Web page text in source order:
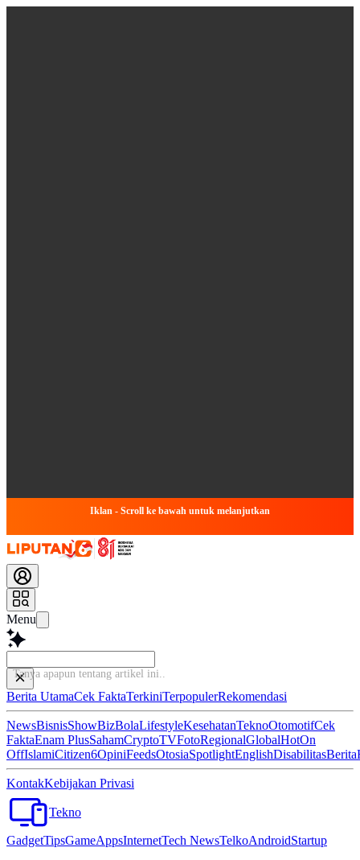
Iklan - Scroll ke bawah untuk melanjutkan
Menu
Tanya apapun tentang
Berita UtamaCek FaktaTerkiniTerpopulerRekomendasi
NewsBisnisShowBizBolaLifestyleKesehatanTeknoOtomotifCek
FaktaEnam PlusSahamCryptoTVFotoRegionalGlobalHotOn
OffIslamiCitizen6OpiniFeedsOtosiaSpotlightEnglishDisabilitasBerita
KontakKebijakan Privasi
Tekno
GadgetTipsGameAppsInternetTech NewsTelkoAndroidStartup